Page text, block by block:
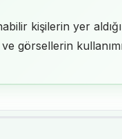
kişilerin yer
görsellerin